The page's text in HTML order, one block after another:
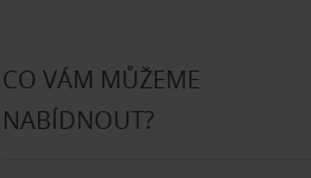
CO VÁM MŮŽEME
NABÍDNOUT?